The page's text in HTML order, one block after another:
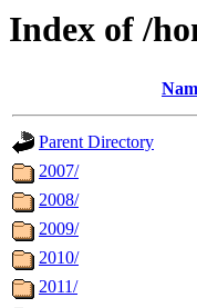
Index of /
Parent Directory
2007/
2008/
2009/
2010/
2011/